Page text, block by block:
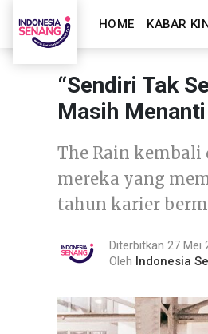
HOME KABAR
“Sendiri Tak
Masih
The Rain kembali
mereka yang
tahun karier
Diterbitkan 27 Mei
Oleh Indonesia